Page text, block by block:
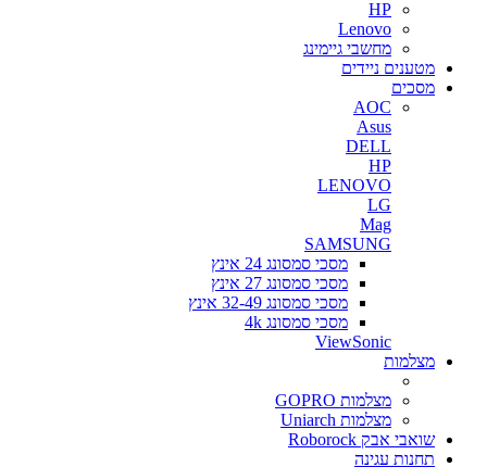
HP
Lenovo
מחשבי גיימינג
מטענים ניידים
מסכים
AOC
Asus
DELL
HP
LENOVO
LG
Mag
SAMSUNG
מסכי סמסונג 24 אינץ
מסכי סמסונג 27 אינץ
מסכי סמסונג 32-49 אינץ
מסכי סמסונג 4k
ViewSonic
מצלמות
מצלמות GOPRO
מצלמות Uniarch
שואבי אבק Roborock
תחנות עגינה